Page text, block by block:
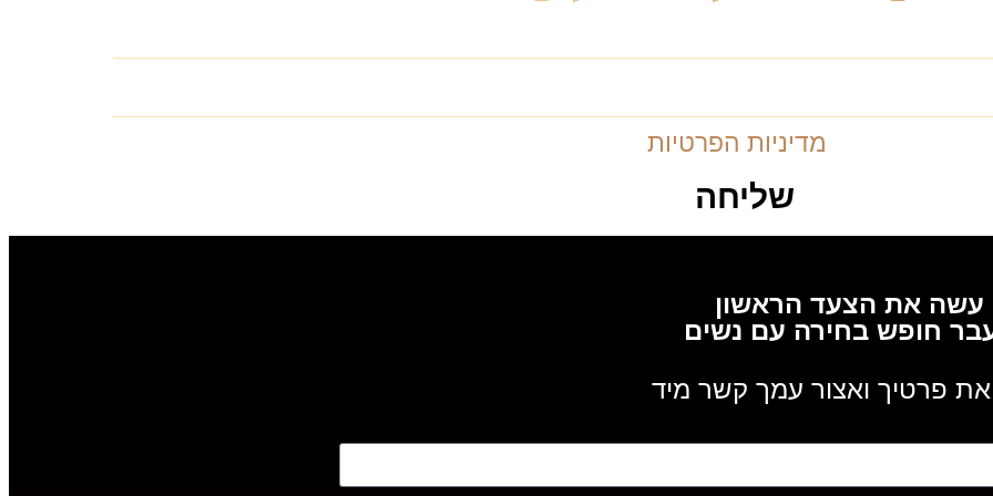
מדיניות הפרטיות
שליחה
עשה את הצעד הראשון
חופש בחירה עם נשים
פרטיך ואצור עמך קשר מיד